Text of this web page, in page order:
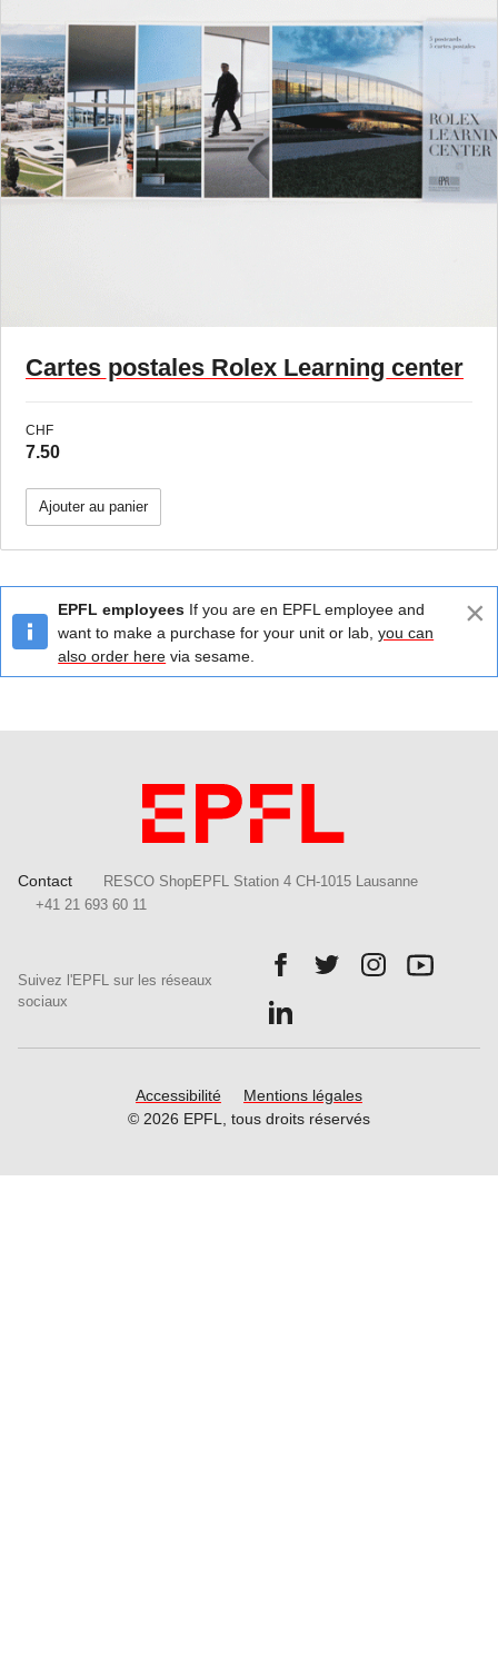
Cartes postales Rolex Learning center
CHF
7.50
Ajouter au panier
EPFL employees If you are en EPFL employee and
want to make a purchase for your unit or lab,you can
also order here via sesame.
×
Contact
RESCO ShopEPFL Station 4 CH-1015 Lausanne
+41 21 693 60 11
Suivez l'EPFL sur les réseaux
sociaux
Follow us on Facebook.
Follow us on Twitter.
Follow us on
Follow
Accessibilité
Mentions légales
© 2026 EPFL, tous droits réservés